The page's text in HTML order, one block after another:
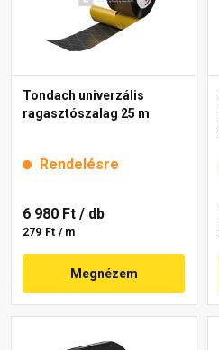
Tondach univerzális
ragasztószalag 25 m
Rendelésre
6 980 Ft / db
279 Ft / m
Megnézem